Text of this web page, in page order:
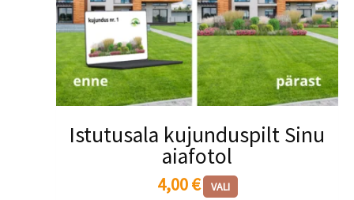
Istutusala kujunduspilt Sinu
aiafotol
4,00€ VALI
mitu
varianti.
Valikuid
saab
teha